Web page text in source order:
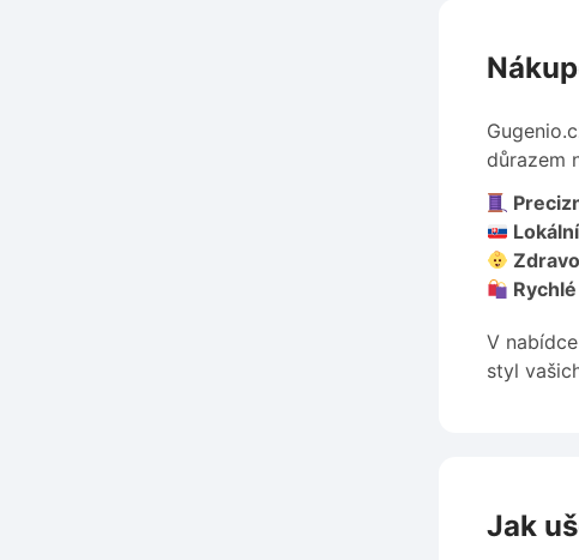
důrazem
V
styl
Jak